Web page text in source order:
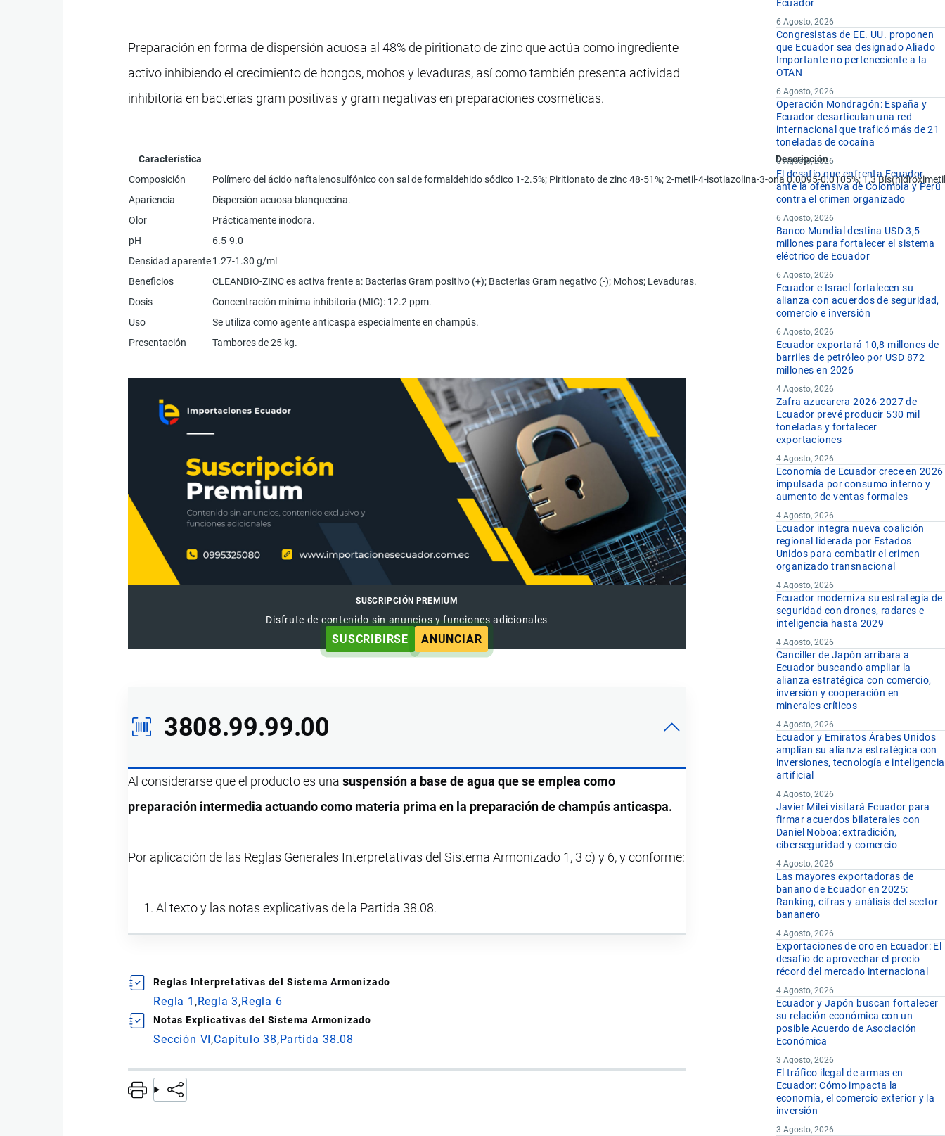
Preparación en forma de dispersión acuosa al 48% de piritionato de zinc que actúa como ingrediente
activo inhibiendo el crecimiento de hongos, mohos y levaduras, así como también presenta actividad
inhibitoria en bacterias gram positivas y gram negativas en preparaciones cosméticas.
Característica
Descripción
Composición
Polímero del ácido naftalenosulfónico con sal de formaldehido sódico 1-2.5%; Piritionato de zinc 48-51%; 2-metil-4-isotiazolina-3-ona 0.0095-0.0105%; 1,3
Apariencia
Dispersión acuosa blanquecina.
Olor
Prácticamente inodora.
pH
6.5-9.0
Densidad aparente1.27-1.30 g/ml
Beneficios
CLEANBIO-ZINC es activa frente a: Bacterias Gram positivo (+); Bacterias Gram negativo (-); Mohos; Levaduras.
Dosis
Concentración mínima inhibitoria (MIC): 12.2 ppm.
Uso
Se utiliza como agente anticaspa especialmente en champús.
Presentación
Tambores de 25 kg.
SUSCRIPCIÓN PREMIUM
Disfrute de contenido sin anuncios y funciones adicionales
SUSCRIBIRSE ANUNCIAR
3808.99.99.00
Al considerarse que el producto es unasuspensión a base de agua que se emplea como
preparación intermedia actuando como materia prima en la preparación de champús anticaspa.
Por aplicación de las Reglas Generales Interpretativas del Sistema Armonizado 1, 3 c) y 6, y conforme:
Al texto y las notas explicativas de la Partida 38.08.
Reglas Interpretativas del Sistema Armonizado
Regla 1 Regla 3 Regla 6
Notas Explicativas del Sistema Armonizado
Sección VI Capítulo 38 Partida 38.08
Ecuador
6 Agosto, 2026
Congresistas de EE. UU. proponen
que Ecuador sea designado Aliado
Importante no perteneciente a la
OTAN
6 Agosto, 2026
Operación Mondragón: España y
Ecuador desarticulan una red
internacional que traficó más de 21
toneladas de cocaína
6 Agosto, 2026
El desafío que enfrenta Ecuador
ante la ofensiva de Colombia y Perú
contra el crimen organizado
6 Agosto, 2026
Banco Mundial destina USD 3,5
millones para fortalecer el sistema
eléctrico de Ecuador
6 Agosto, 2026
Ecuador e Israel fortalecen su
alianza con acuerdos de seguridad,
comercio e inversión
6 Agosto, 2026
Ecuador exportará 10,8 millones de
barriles de petróleo por USD 872
millones en 2026
4 Agosto, 2026
Zafra azucarera 2026-2027 de
Ecuador prevé producir 530 mil
toneladas y fortalecer
exportaciones
4 Agosto, 2026
Economía de Ecuador crece en 2026
impulsada por consumo interno y
aumento de ventas formales
4 Agosto, 2026
Ecuador integra nueva coalición
regional liderada por Estados
Unidos para combatir el crimen
organizado transnacional
4 Agosto, 2026
Ecuador moderniza su estrategia de
seguridad con drones, radares e
inteligencia hasta 2029
4 Agosto, 2026
Canciller de Japón arribara a
Ecuador buscando ampliar la
alianza estratégica con comercio,
inversión y cooperación en
minerales críticos
4 Agosto, 2026
Ecuador y Emiratos Árabes Unidos
amplían su alianza estratégica con
inversiones, tecnología e inteligencia
artificial
4 Agosto, 2026
Javier Milei visitará Ecuador para
firmar acuerdos bilaterales con
Daniel Noboa: extradición,
ciberseguridad y comercio
4 Agosto, 2026
Las mayores exportadoras de
banano de Ecuador en 2025:
Ranking, cifras y análisis del sector
bananero
4 Agosto, 2026
Exportaciones de oro en Ecuador: El
desafío de aprovechar el precio
récord del mercado internacional
4 Agosto, 2026
Ecuador y Japón buscan fortalecer
su relación económica con un
posible Acuerdo de Asociación
Económica
3 Agosto, 2026
El tráfico ilegal de armas en
Ecuador: Cómo impacta la
economía, el comercio exterior y la
inversión
3 Agosto, 2026